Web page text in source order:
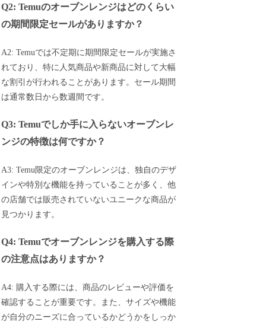
Q2: Temuのオーブンレンジはどのくらい
の期間限定セールがありますか？
A2: Temuでは不定期に期間限定セールが実施さ
れており、特に人気商品や新商品に対して大幅
な割引が行われることがあります。セール期間
は通常数日から数週間です。
Q3: Temuでしか手に入らないオーブンレ
ンジの特徴は何ですか？
A3: Temu限定のオーブンレンジは、独自のデザ
インや特別な機能を持っていることが多く、他
の店舗では販売されていないユニークな商品が
見つかります。
Q4: Temuでオーブンレンジを購入する際
の注意点はありますか？
A4: 購入する際には、商品のレビューや評価を
確認することが重要です。また、サイズや機能
が自分のニーズに合っているかどうかをしっか